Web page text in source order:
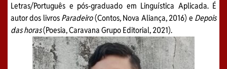
Letras/Português e pós-graduado em Linguística Aplicada. É
autor dos livrosParadeiro(Contos, Nova Aliança, 2016) e Depois
das horas(Poesia, Caravana Grupo Editorial, 2021).